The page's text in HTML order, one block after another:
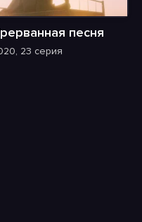
песня
23 серия